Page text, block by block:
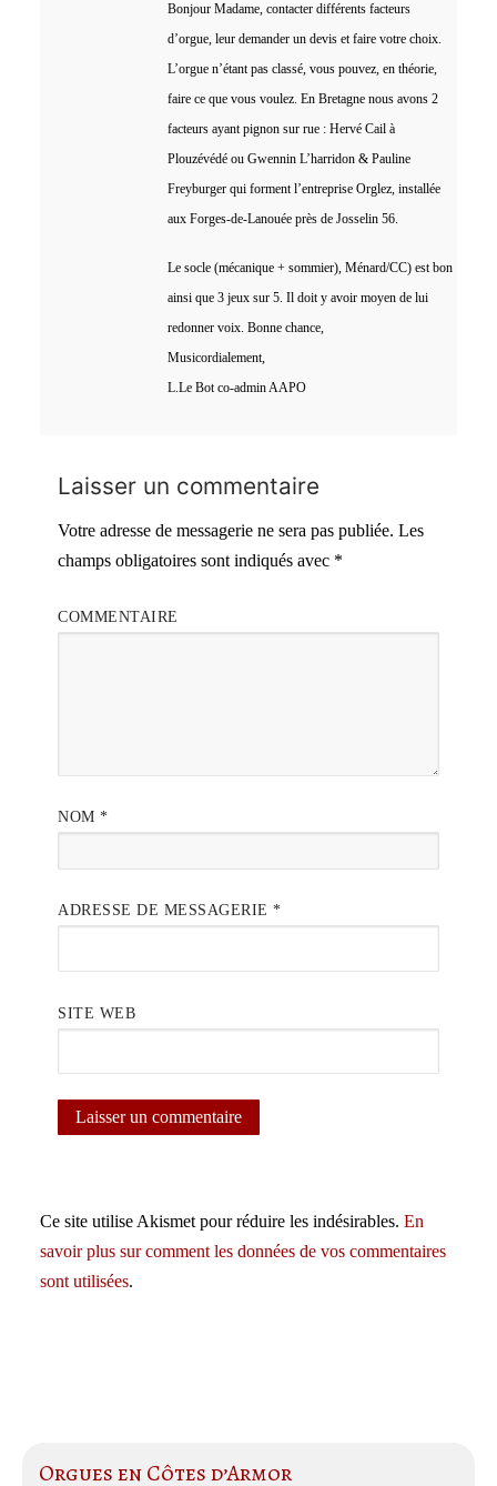
Bonjour Madame, contacter différents facteurs
d’orgue, leur demander un devis et faire votre choix.
L’orgue n’étant pas classé, vous pouvez, en théorie,
faire ce que vous voulez. En Bretagne nous avons 2
facteurs ayant pignon sur rue : Hervé Cail à
Plouzévédé ou Gwennin L’harridon & Pauline
Freyburger qui forment l’entreprise Orglez, installée
aux Forges-de-Lanouée près de Josselin 56.
Le socle (mécanique + sommier), Ménard/CC) est bon
ainsi que 3 jeux sur 5. Il doit y avoir moyen de lui
redonner voix. Bonne chance,
Musicordialement,
L.Le Bot co-admin AAPO
Laisser un commentaire
Votre adresse de messagerie ne sera pas publiée. Les
champs obligatoires sont indiqués avec *
COMMENTAIRE
NOM *
ADRESSE DE MESSAGERIE *
SITE WEB
Ce site utilise Akismet pour réduire les indésirables. En
savoir plus sur comment les données de vos commentaires
sont utilisées.
Orgues en Côtes d’Armor